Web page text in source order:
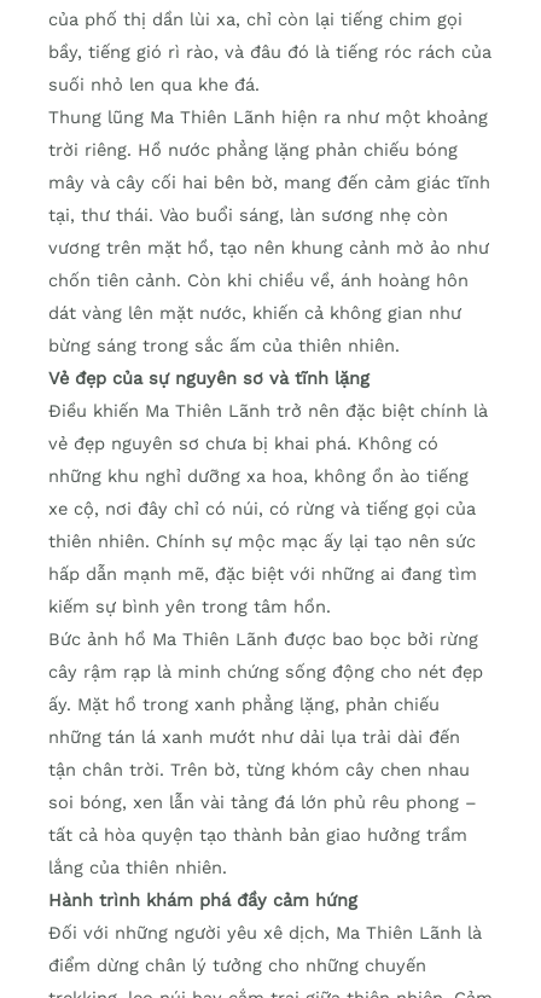
của phố thị dần lùi xa, chỉ còn lại tiếng chim gọi
bầy, tiếng gió rì rào, và đâu đó là tiếng róc rách của
suối nhỏ len qua khe đá.
Thung lũng Ma Thiên Lãnh hiện ra như một khoảng
trời riêng. Hồ nước phẳng lặng phản chiếu bóng
mây và cây cối hai bên bờ, mang đến cảm giác tĩnh
tại, thư thái. Vào buổi sáng, làn sương nhẹ còn
vương trên mặt hồ, tạo nên khung cảnh mờ ảo như
chốn tiên cảnh. Còn khi chiều về, ánh hoàng hôn
dát vàng lên mặt nước, khiến cả không gian như
bừng sáng trong sắc ấm của thiên nhiên.
Vẻ đẹp của sự nguyên sơ và tĩnh lặng
Điều khiến Ma Thiên Lãnh trở nên đặc biệt chính là
vẻ đẹp nguyên sơ chưa bị khai phá. Không có
những khu nghỉ dưỡng xa hoa, không ồn ào tiếng
xe cộ, nơi đây chỉ có núi, có rừng và tiếng gọi của
thiên nhiên. Chính sự mộc mạc ấy lại tạo nên sức
hấp dẫn mạnh mẽ, đặc biệt với những ai đang tìm
kiếm sự bình yên trong tâm hồn.
Bức ảnh hồ Ma Thiên Lãnh được bao bọc bởi rừng
cây rậm rạp là minh chứng sống động cho nét đẹp
ấy. Mặt hồ trong xanh phẳng lặng, phản chiếu
những tán lá xanh mướt như dải lụa trải dài đến
tận chân trời. Trên bờ, từng khóm cây chen nhau
soi bóng, xen lẫn vài tảng đá lớn phủ rêu phong –
tất cả hòa quyện tạo thành bản giao hưởng trầm
lắng của thiên nhiên.
Hành trình khám phá đầy cảm hứng
Đối với những người yêu xê dịch, Ma Thiên Lãnh là
điểm dừng chân lý tưởng cho những chuyến